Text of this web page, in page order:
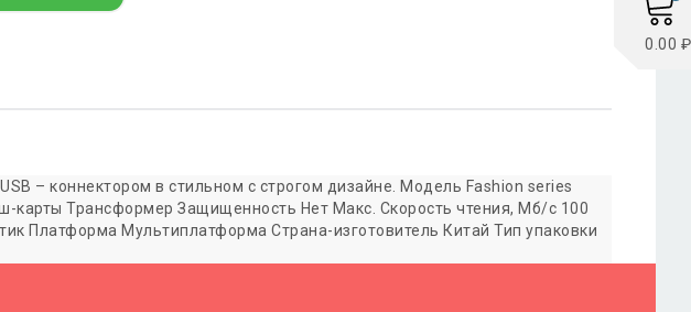
– коннектором в стильном с строгом дизайне. Модель Fashion series
карты Трансформер Защищенность Нет Макс. Скорость чтения, Мб/с 100
Платформа Мультиплатформа Страна-изготовитель Китай Тип упаковки
0.00 ₽